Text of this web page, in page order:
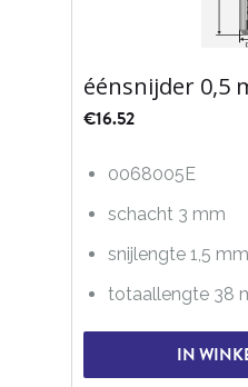
éénsnijder 0,5
€16.52
0068005E
schacht 3 mm
snijlengte 1,5 mm
totaallengte 38
IN